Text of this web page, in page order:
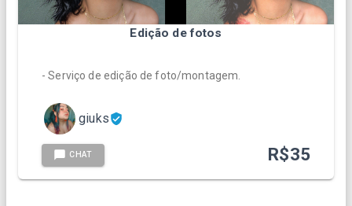
Edição de fotos
- Serviço de edição de foto/montagem.
giuks
CHAT R$35